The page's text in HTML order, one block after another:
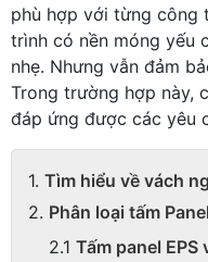
phù hợp với từng công
trình có nền móng yếu
nhẹ. Nhưng vẫn đảm
Trong trường hợp này,
đáp ứng được các yêu
Tìm hiểu về vách
Phân loại tấm
Tấm panel EPS